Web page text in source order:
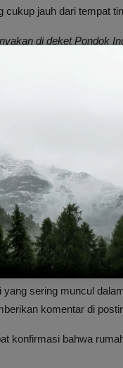
jauh dari tempat
di deket Pondok
daripada mubazir
Villa
Eropa klasik. Tidak
yang jauh lebih
2024. Kini, dengan
sering muncul
komentar di
konfirmasi bahwa